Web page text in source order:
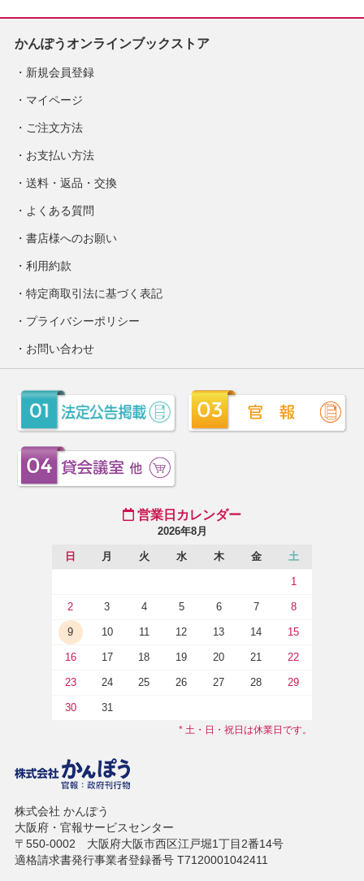
かんぽうオンラインブックストア
新規会員登録
マイページ
ご注文方法
お支払い方法
送料・返品・交換
よくある質問
書店様へのお願い
利用約款
特定商取引法に基づく表記
プライバシーポリシー
お問い合わせ
営業日カレンダー
2026年8月
日 月 火 水 木 金 土
1
2 3 4 5 6 7 8
9 10 11 12 13 14 15
16 17 18 19 20 21 22
23 24 25 26 27 28 29
30 31
* 土・日・祝日は休業日です。
株式会社 かんぽう
大阪府・官報サービスセンター
〒550-0002 大阪府大阪市西区江戸堀1丁目2番14号
適格請求書発行事業者登録番号 T7120001042411